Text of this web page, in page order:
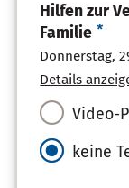
Hilfen zur
Familie *
Donnerstag,
Details
Video-
keine